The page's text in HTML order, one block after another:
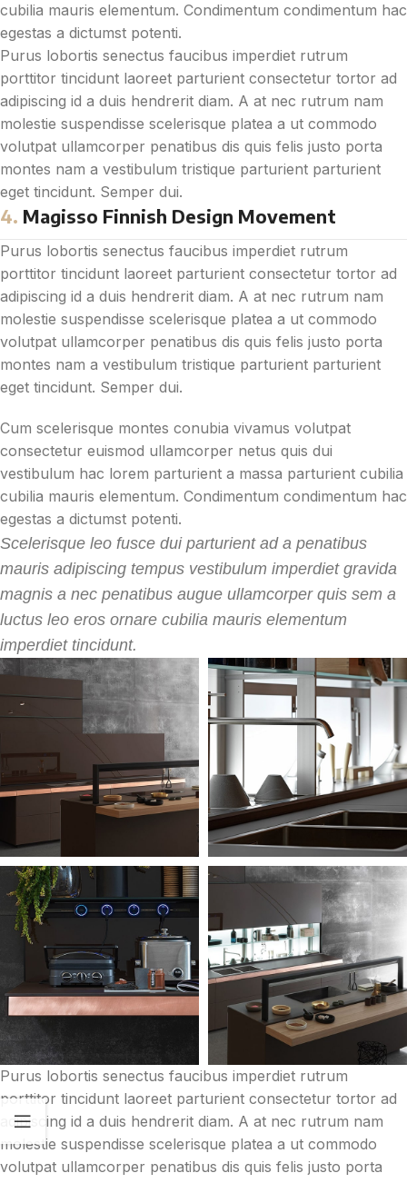
cubilia mauris elementum. Condimentum condimentum hac
egestas a dictumst potenti.
Purus lobortis senectus faucibus imperdiet rutrum
porttitor tincidunt laoreet parturient consectetur tortor ad
adipiscing id a duis hendrerit diam. A at nec rutrum nam
molestie suspendisse scelerisque platea a ut commodo
volutpat ullamcorper penatibus dis quis felis justo porta
montes nam a vestibulum tristique parturient parturient
eget tincidunt. Semper dui.
4. Magisso Finnish Design Movement
Purus lobortis senectus faucibus imperdiet rutrum
porttitor tincidunt laoreet parturient consectetur tortor ad
adipiscing id a duis hendrerit diam. A at nec rutrum nam
molestie suspendisse scelerisque platea a ut commodo
volutpat ullamcorper penatibus dis quis felis justo porta
montes nam a vestibulum tristique parturient parturient
eget tincidunt. Semper dui.
Cum scelerisque montes conubia vivamus volutpat
consectetur euismod ullamcorper netus quis dui
vestibulum hac lorem parturient a massa parturient cubilia
cubilia mauris elementum. Condimentum condimentum hac
egestas a dictumst potenti.
Scelerisque leo fusce dui parturient ad a penatibus
mauris adipiscing tempus vestibulum imperdiet gravida
magnis a nec penatibus augue ullamcorper quis sem a
luctus leo eros ornare cubilia mauris elementum
imperdiet tincidunt.
Purus lobortis senectus faucibus imperdiet rutrum
porttitor tincidunt laoreet parturient consectetur tortor ad
adipiscing id a duis hendrerit diam. A at nec rutrum nam
molestie suspendisse scelerisque platea a ut commodo
volutpat ullamcorper penatibus dis quis felis justo porta